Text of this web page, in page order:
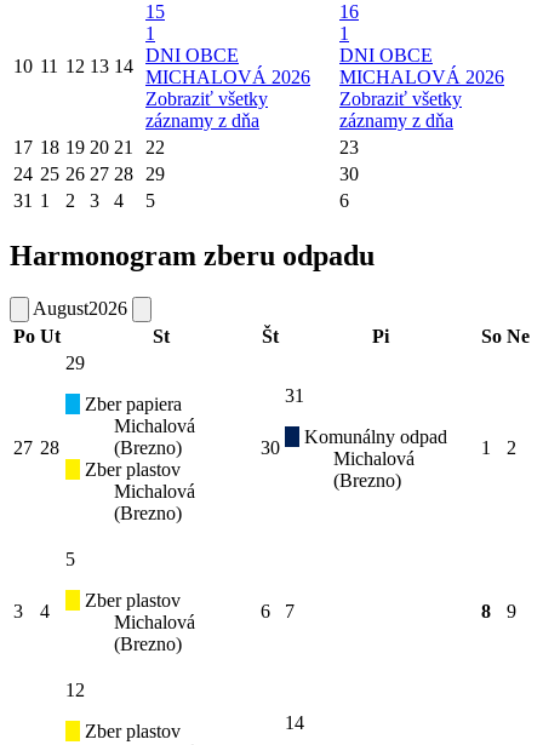
10 11 12 13 14
15
1
DNI OBCE
MICHALOVÁ 2026
Zobraziť všetky
záznamy z dňa
16
1
DNI OBCE
MICHALOVÁ 2026
Zobraziť všetky
záznamy z dňa
17 18 19 20 21 22
23
24 25 26 27 28 29
30
31 1 2 3 4 5 6
Harmonogram zberu odpadu
August2026
Po Ut St Št Pi So Ne
27 28
29
Zber papiera
Michalová
(Brezno)
Zber plastov
Michalová
(Brezno)
30
31
Komunálny odpad
Michalová
(Brezno)
1 2
3 4
5
Zber plastov
Michalová
(Brezno)
6 7 8 9
12
Zber plastov
14